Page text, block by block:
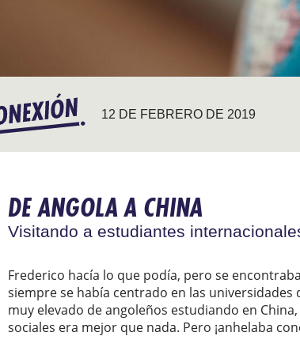
12 DE FEBRERO DE 2019
DE ANGOLA A CHINA
Visitando a estudiantes
Frederico hacía lo que podía, pero se
siempre se había centrado en las
muy elevado de angoleños estudiando en
sociales era mejor que nada. Pero ¡anhelaba